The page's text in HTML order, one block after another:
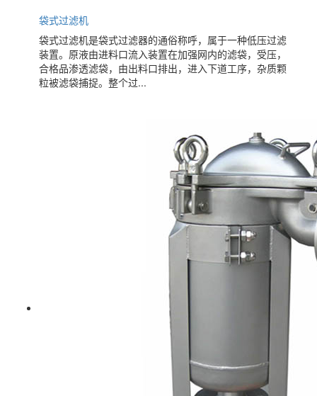
袋式过滤机
袋式过滤机是袋式过滤器的通俗称呼，属于一种低压过滤
装置。原液由进料口流入装置在加强网内的滤袋，受压，
合格品渗透滤袋，由出料口排出，进入下道工序，杂质颗
粒被滤袋捕捉。整个过...